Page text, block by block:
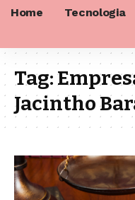
Home Tecnologia
Tag:
Jacintho